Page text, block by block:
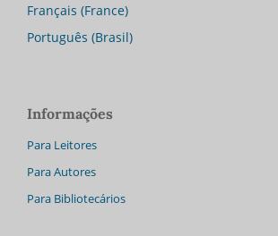
Français (France)
Português (Brasil)
Informações
Para Leitores
Para Autores
Para Bibliotecários